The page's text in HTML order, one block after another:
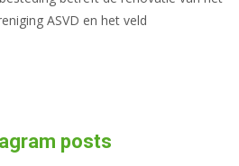
ASVD en het veld
posts